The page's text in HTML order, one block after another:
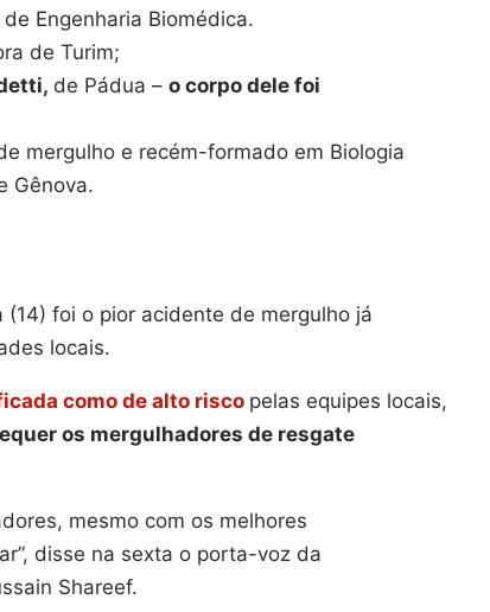
Engenharia Biomédica.
de Turim;
de Pádua – o corpo dele foi
mergulho e recém-formado em Biologia
Gênova.
foi o pior acidente de mergulho já
locais.
como de alto risco pelas equipes locais,
os mergulhadores de resgate
mesmo com os melhores
disse na sexta o porta-voz da
Shareef.